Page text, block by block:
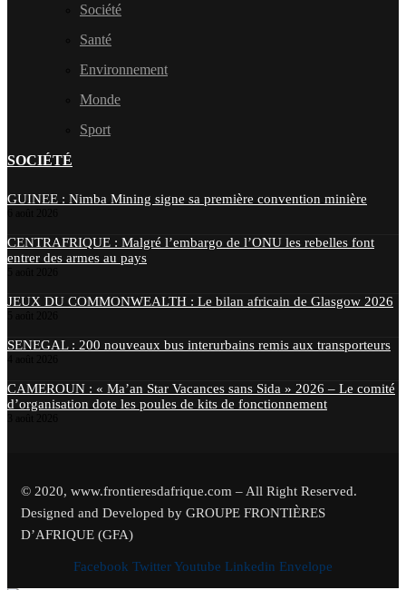
Société
Santé
Environnement
Monde
Sport
SOCIÉTÉ
GUINEE : Nimba Mining signe sa première convention minière
CENTRAFRIQUE : Malgré l’embargo de l’ONU les rebelles font
entrer des armes au pays
JEUX DU COMMONWEALTH : Le bilan africain de Glasgow 2026
SENEGAL : 200 nouveaux bus interurbains remis aux transporteurs
CAMEROUN : « Ma’an Star Vacances sans Sida » 2026 – Le comité
d’organisation dote les poules de kits de fonctionnement
© 2020, www.frontieresdafrique.com – All Right Reserved.
Designed and Developed by GROUPE FRONTIÈRES
D’AFRIQUE (GFA)
Facebook TwitterYoutube Linkedin Envelope